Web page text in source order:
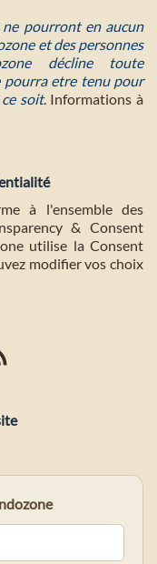
pourront en aucun
et des personnes
décline toute
pourra etre tenu pour
soit. Informations à
à l'ensemble des
& Consent
utilise la Consent
modifier vos choix